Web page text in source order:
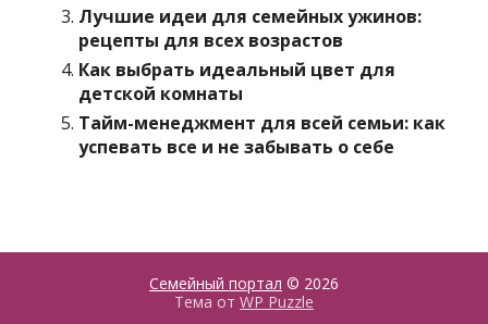
Лучшие идеи для семейных ужинов:
рецепты для всех возрастов
Как выбрать идеальный цвет для
детской комнаты
Тайм-менеджмент для всей семьи: как
успевать все и не забывать о себе
Семейный портал © 2026
Тема от WP Puzzle